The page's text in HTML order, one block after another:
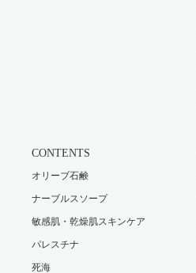
CONTENTS
オリーブ石鹸
ナーブルスソープ
敏感肌・乾燥肌スキンケア
パレスチナ
死海